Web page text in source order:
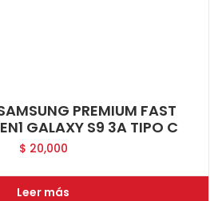
PREMIUM FAST
GALAXY S9 3A TIPO C
$ 20,000
Leer más